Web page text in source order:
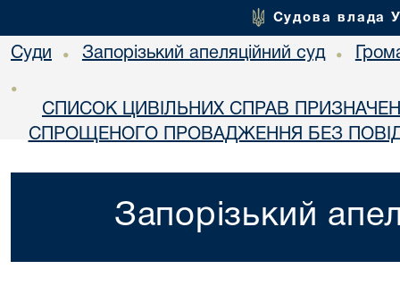
Судова влада
Суди • Запорізький апеляційний суд •
•
СПИСОК ЦИВІЛЬНИХ СПРАВ
СПРОЩЕНОГО ПРОВАДЖЕННЯ БЕЗ
Запорізький